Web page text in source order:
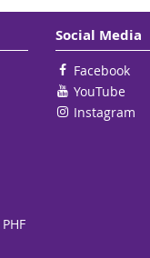
Social Media
Facebook
YouTube
Instagram